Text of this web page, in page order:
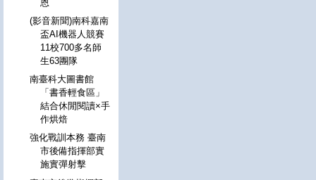
恩
(影音新聞)南科嘉南
盃AI機器人競賽
11校700多名師
生63團隊
南臺科大圖書館
「書香輕食區」
結合休閒閱讀×手
作烘焙
強化戰訓本務 臺南
市後備指揮部實
施實彈射擊